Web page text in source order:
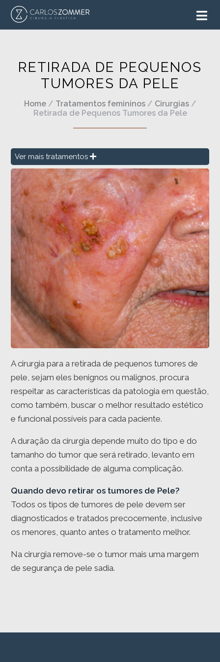
RETIRADA DE PEQUENOS
TUMORES DA PELE
Home/ Tratamentos femininos/ Cirurgias/
Retirada de Pequenos Tumores da Pele
Ver mais tratamentos
A cirurgia para a retirada de pequenos tumores de
pele, sejam eles benignos ou malignos, procura
respeitar as características da patologia em questão,
como também, buscar o melhor resultado estético
e funcional possíveis para cada paciente.
A duração da cirurgia depende muito do tipo e do
tamanho do tumor que será retirado, levanto em
conta a possibilidade de alguma complicação.
Quando devo retirar os tumores de Pele?
Todos os tipos de tumores de pele devem ser
diagnosticados e tratados precocemente, inclusive
os menores, quanto antes o tratamento melhor.
Na cirurgia remove-se o tumor mais uma margem
de segurança de pele sadia.